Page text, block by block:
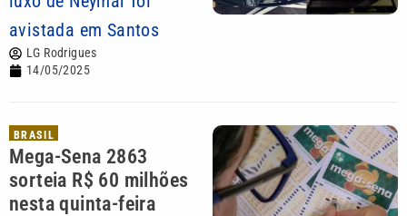
avistada em Santos
LG Rodrigues
14/05/2025
BRASIL
Mega-Sena 2863
sorteia R$ 60 milhões
nesta quinta-feira